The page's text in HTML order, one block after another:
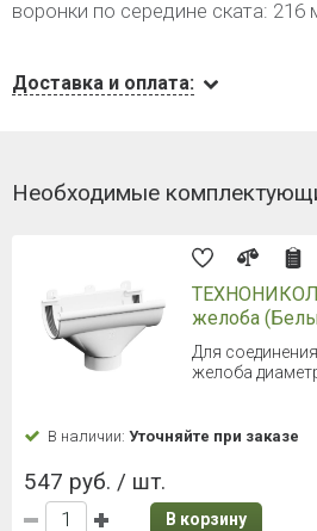
воронки по середине ската: 216
Доставка и оплата:
Необходимые
желоба
Для
желоба
В наличии: Уточняйте при заказе
547 руб. / шт.
В корзину